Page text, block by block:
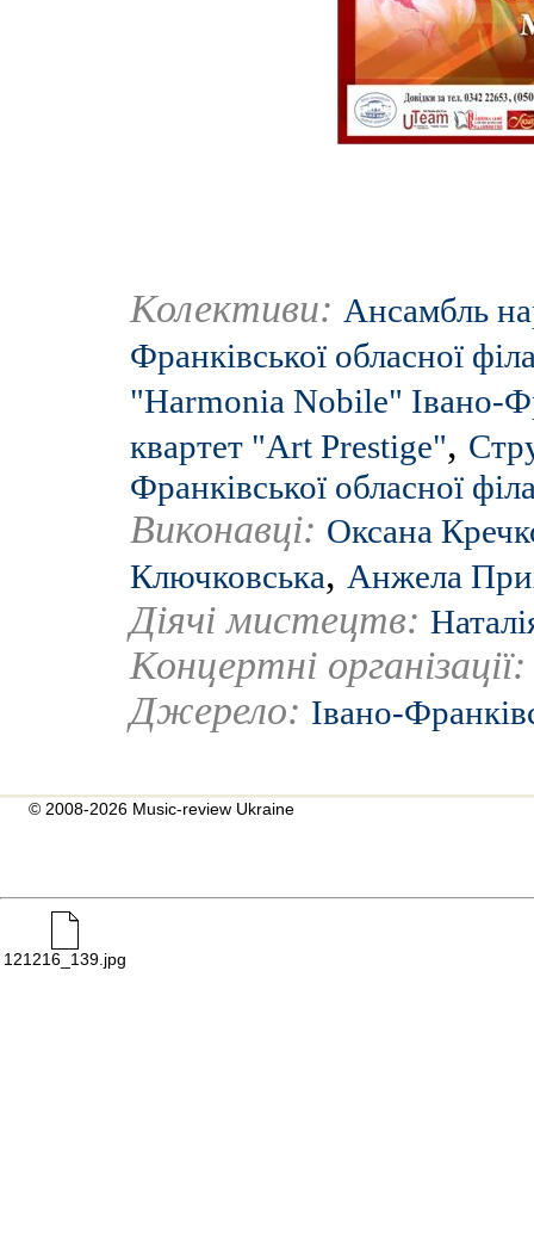
Колективи: Ансамбль
Франківської обласної
"Harmonia Nobile" Івано-
квартет "Art Prestige",
Франківської обласної
Виконавці: Оксана
Ключковська, Анжела
Діячі мистецтв:
Концертні
Джерело: Івано-
© 2008-2026 Music-review Ukraine
121216_139.jpg